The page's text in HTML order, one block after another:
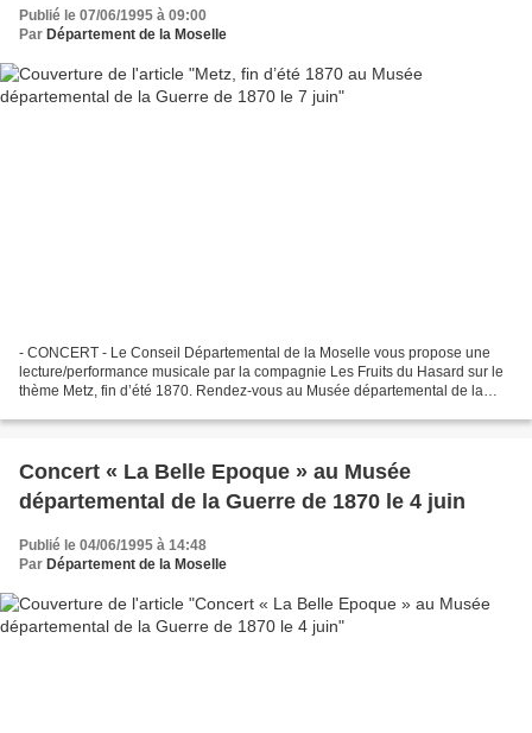
Publié le 07/06/1995 à 09:00
Par Département de la Moselle
- CONCERT - Le Conseil Départemental de la Moselle vous propose une
lecture/performance musicale par la compagnie Les Fruits du Hasard sur le
thème Metz, fin d’été 1870. Rendez-vous au Musée départemental de la
Concert « La Belle Epoque » au Musée
départemental de la Guerre de 1870 le 4 juin
Publié le 04/06/1995 à 14:48
Par Département de la Moselle